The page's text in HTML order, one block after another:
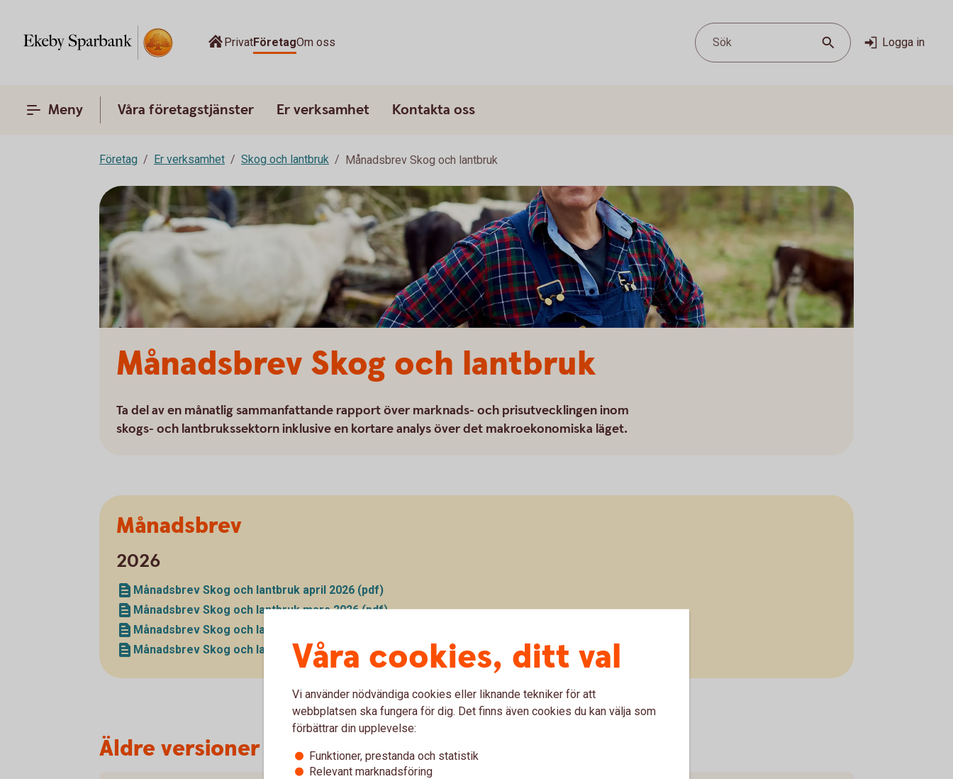
PrivatFöretagOm oss Sök Logga in
Meny Våra företagstjänster Er verksamhet Kontakta oss
Företag Er verksamhet Skog och lantbruk Månadsbrev Skog och lantbruk
Månadsbrev Skog och lantbruk
Ta del av en månatlig sammanfattande rapport över marknads- och prisutvecklingen inom
skogs- och lantbrukssektorn inklusive en kortare analys över det makroekonomiska läget.
Månadsbrev
2026
Månadsbrev Skog och lantbruk april 2026 (pdf)
Månadsbrev Skog och lantbruk mars 2026 (pdf)
Månadsbrev Skog och lantbruk februari 2026 (pdf)
Månadsbrev Skog och lantbruk januari 2026 (pdf)
Äldre versioner
Våra cookies, ditt val
Vi använder nödvändiga cookies eller liknande tekniker för att
webbplatsen ska fungera för dig. Det finns även cookies du kan välja som
förbättrar din upplevelse:
Funktioner, prestanda och statistik
Relevant marknadsföring